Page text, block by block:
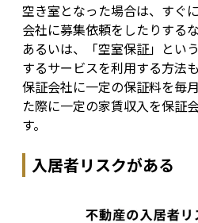
空き室となった場合は、すぐ
会社に募集依頼をしたりする
あるいは、「空室保証」とい
するサービスを利用する方法
保証会社に一定の保証料を毎
た際に一定の家賃収入を保証
す。
入居者リスクがある